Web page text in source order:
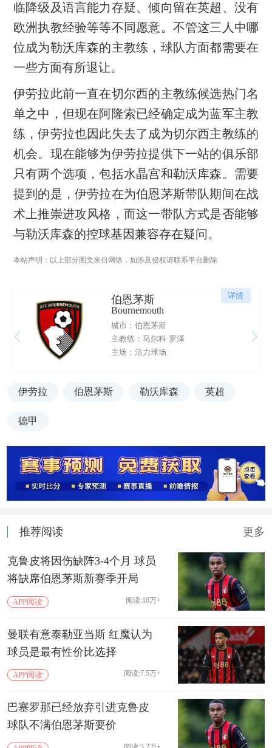
临降级及语言能力存疑、倾向留在英超、没有
欧洲执教经验等等不同愿意。不管这三人中哪
位成为勒沃库森的主教练，球队方面都需要在
一些方面有所退让。
伊劳拉此前一直在切尔西的主教练候选热门名
单之中，但现在阿隆索已经确定成为蓝军主教
练，伊劳拉也因此失去了成为切尔西主教练的
机会。现在能够为伊劳拉提供下一站的俱乐部
只有两个选项，包括水晶宫和勒沃库森。需要
提到的是，伊劳拉在为伯恩茅斯带队期间在战
术上推崇进攻风格，而这一带队方式是否能够
与勒沃库森的控球基因兼容存在疑问。
本站声明：以上部分图文来自网络，如涉及侵权请联系平台删除
详情
伯恩茅斯
Bournemouth
城市：伯恩茅斯
主教练：马尔科·罗泽
主场：活力球场
伊劳拉 伯恩茅斯 勒沃库森 英超
德甲
推荐阅读 更多
克鲁皮将因伤缺阵3-4个月 球员
将缺席伯恩茅斯新赛季开局
APP阅读 阅读:10万+
曼联有意泰勒亚当斯 红魔认为
球员是最有性价比选择
APP阅读 阅读:7.5万+
巴塞罗那已经放弃引进克鲁皮
球队不满伯恩茅斯要价